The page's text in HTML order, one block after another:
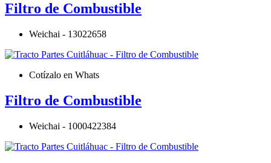
Filtro de Combustible
Weichai - 13022658
Cotízalo en Whats
Filtro de Combustible
Weichai - 1000422384